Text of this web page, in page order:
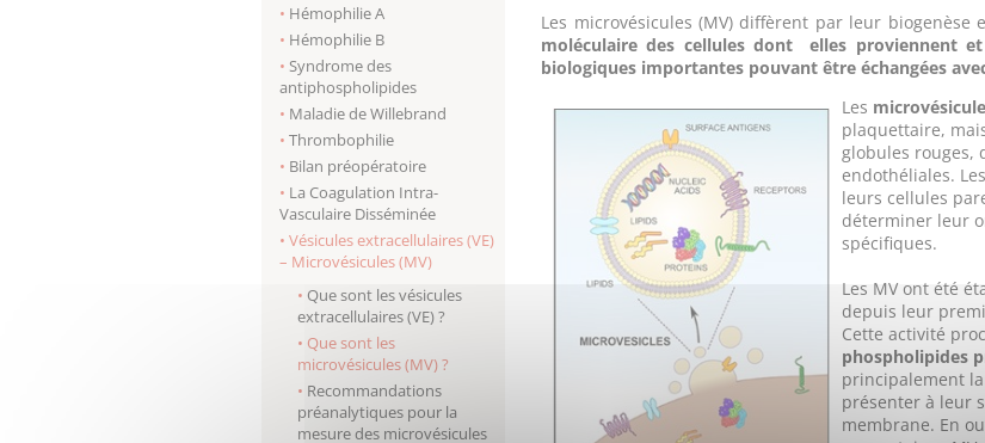
Hémophilie A
Hémophilie B
Syndrome des
antiphospholipides
Maladie de Willebrand
Thrombophilie
Bilan préopératoire
La Coagulation Intra-
Vasculaire Disséminée
Vésicules extracellulaires (VE)
– Microvésicules (MV)
Que sont les vésicules
extracellulaires (VE) ?
Que sont les
microvésicules (MV) ?
Recommandations
préanalytiques pour la
mesure des microvésicules
Les microvésicules (MV) diffèrent par leur
moléculaire des cellules dont elles proviennent
biologiques importantes pouvant être échangées
Les
plaquettaire,
globules rouges,
endothéliales.
leurs cellules
déterminer leur
spécifiques.
Les MV ont été
depuis leur
Cette activité
phospholipides
principalement la
présenter à leur
membrane. En